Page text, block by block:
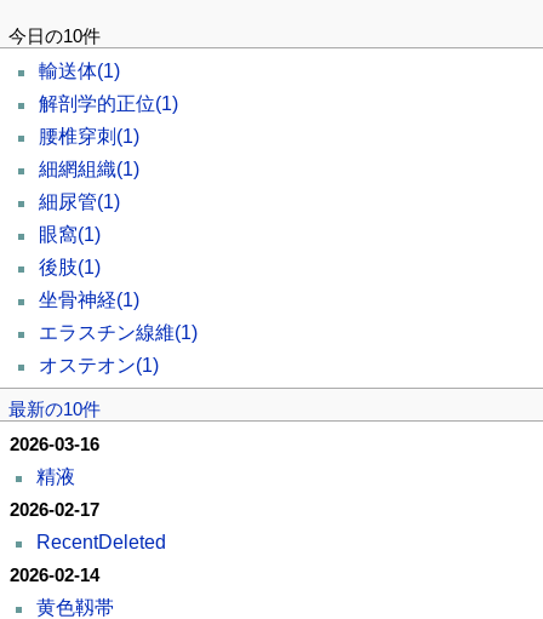
今日の10件
輸送体(1)
解剖学的正位(1)
腰椎穿刺 (1)
細網組織(1)
細尿管(1)
眼窩(1)
後肢(1)
坐骨神経(1)
エラスチン線維(1)
オステオン(1)
最新の10件
2026-03-16
精液
2026-02-17
RecentDeleted
2026-02-14
黄色靱帯